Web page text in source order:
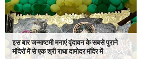
इस बार जन्माष्टमी मनाएं वृंदावन के सबसे पुराने
मंदिरों में से एक श्री राधा दामोदर मंदिर में